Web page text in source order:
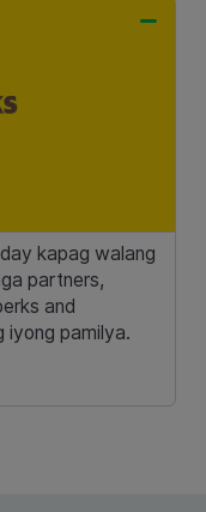
kapag walang
partners,
and
iyong pamilya.